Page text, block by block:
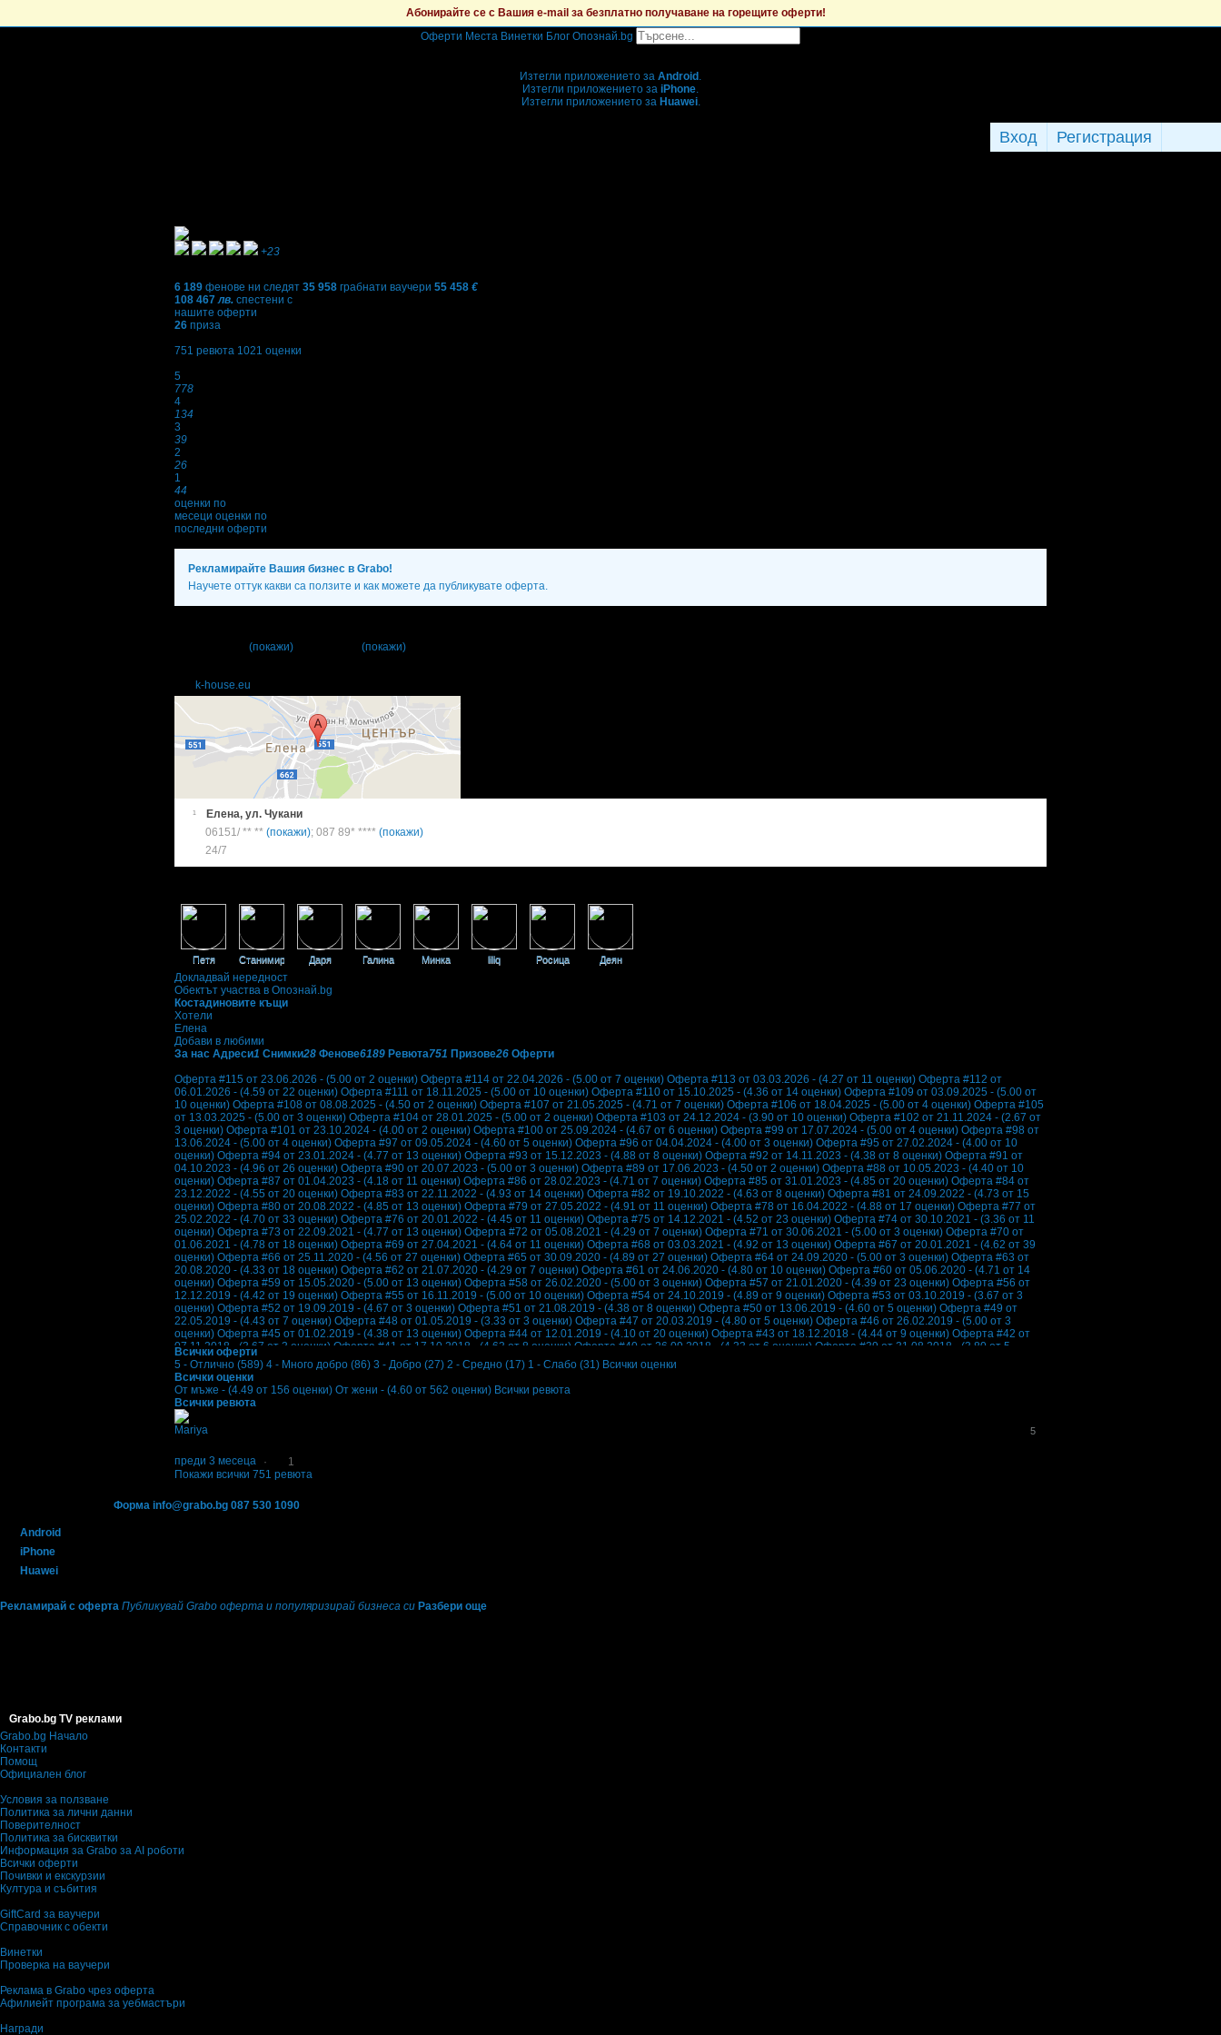
Абонирайте се с Вашия e-mail за безплатно получаване на горещите оферти!
Оферти Места Винетки Блог Опознай.bg
Изтегли приложението за Android .
Изтегли приложението за iPhone.
Изтегли приложението за Huawei.
Регистрация
Вход
+23
6 189 фенове ни следят 35 958 грабнати ваучери 55 458 €
108 467лв. спестени с
нашите оферти
26 приза
751 ревюта 1021 оценки
5
778
4
134
3
39
2
26
1
44
оценки по
месеци оценки по
последни оферти
Рекламирайте Вашия бизнес в Grabo!
Научете оттук какви са ползите и как можете да публикувате оферта.
(покажи)
(покажи)
k-house.eu
1
Елена, ул. Чукани
06151/ ** ** (покажи); 087 89* **** (покажи)
24/7
Петя Станимира Даря Галина Минка liliq Росица Деян
Докладвай нередност
Обектът участва в Опознай.bg
Костадиновите къщи
Хотели
Елена
Добави в любими
За нас Адреси1 Снимки28 Фенове6189 Ревюта751 Призове26 Оферти
Оферта #115 от 23.06.2026 - (5.00 от 2 оценки) Оферта #114 от 22.04.2026 - (5.00 от 7 оценки) Оферта #113 от 03.03.2026 - (4.27 от 11 оценки) Оферта #112 от
06.01.2026 - (4.59 от 22 оценки) Оферта #111 от 18.11.2025 - (5.00 от 10 оценки) Оферта #110 от 15.10.2025 - (4.36 от 14 оценки) Оферта #109 от 03.09.2025 - (5.00 от
10 оценки) Оферта #108 от 08.08.2025 - (4.50 от 2 оценки) Оферта #107 от 21.05.2025 - (4.71 от 7 оценки) Оферта #106 от 18.04.2025 - (5.00 от 4 оценки) Оферта #105
от 13.03.2025 - (5.00 от 3 оценки) Оферта #104 от 28.01.2025 - (5.00 от 2 оценки) Оферта #103 от 24.12.2024 - (3.90 от 10 оценки) Оферта #102 от 21.11.2024 - (2.67 от
3 оценки) Оферта #101 от 23.10.2024 - (4.00 от 2 оценки) Оферта #100 от 25.09.2024 - (4.67 от 6 оценки) Оферта #99 от 17.07.2024 - (5.00 от 4 оценки) Оферта #98 от
13.06.2024 - (5.00 от 4 оценки) Оферта #97 от 09.05.2024 - (4.60 от 5 оценки) Оферта #96 от 04.04.2024 - (4.00 от 3 оценки) Оферта #95 от 27.02.2024 - (4.00 от 10
оценки) Оферта #94 от 23.01.2024 - (4.77 от 13 оценки) Оферта #93 от 15.12.2023 - (4.88 от 8 оценки) Оферта #92 от 14.11.2023 - (4.38 от 8 оценки) Оферта #91 от
04.10.2023 - (4.96 от 26 оценки) Оферта #90 от 20.07.2023 - (5.00 от 3 оценки) Оферта #89 от 17.06.2023 - (4.50 от 2 оценки) Оферта #88 от 10.05.2023 - (4.40 от 10
оценки) Оферта #87 от 01.04.2023 - (4.18 от 11 оценки) Оферта #86 от 28.02.2023 - (4.71 от 7 оценки) Оферта #85 от 31.01.2023 - (4.85 от 20 оценки) Оферта #84 от
23.12.2022 - (4.55 от 20 оценки) Оферта #83 от 22.11.2022 - (4.93 от 14 оценки) Оферта #82 от 19.10.2022 - (4.63 от 8 оценки) Оферта #81 от 24.09.2022 - (4.73 от 15
оценки) Оферта #80 от 20.08.2022 - (4.85 от 13 оценки) Оферта #79 от 27.05.2022 - (4.91 от 11 оценки) Оферта #78 от 16.04.2022 - (4.88 от 17 оценки) Оферта #77 от
25.02.2022 - (4.70 от 33 оценки) Оферта #76 от 20.01.2022 - (4.45 от 11 оценки) Оферта #75 от 14.12.2021 - (4.52 от 23 оценки) Оферта #74 от 30.10.2021 - (3.36 от 11
оценки) Оферта #73 от 22.09.2021 - (4.77 от 13 оценки) Оферта #72 от 05.08.2021 - (4.29 от 7 оценки) Оферта #71 от 30.06.2021 - (5.00 от 3 оценки) Оферта #70 от
01.06.2021 - (4.78 от 18 оценки) Оферта #69 от 27.04.2021 - (4.64 от 11 оценки) Оферта #68 от 03.03.2021 - (4.92 от 13 оценки) Оферта #67 от 20.01.2021 - (4.62 от 39
оценки) Оферта #66 от 25.11.2020 - (4.56 от 27 оценки) Оферта #65 от 30.09.2020 - (4.89 от 27 оценки) Оферта #64 от 24.09.2020 - (5.00 от 3 оценки) Оферта #63 от
20.08.2020 - (4.33 от 18 оценки) Оферта #62 от 21.07.2020 - (4.29 от 7 оценки) Оферта #61 от 24.06.2020 - (4.80 от 10 оценки) Оферта #60 от 05.06.2020 - (4.71 от 14
оценки) Оферта #59 от 15.05.2020 - (5.00 от 13 оценки) Оферта #58 от 26.02.2020 - (5.00 от 3 оценки) Оферта #57 от 21.01.2020 - (4.39 от 23 оценки) Оферта #56 от
12.12.2019 - (4.42 от 19 оценки) Оферта #55 от 16.11.2019 - (5.00 от 10 оценки) Оферта #54 от 24.10.2019 - (4.89 от 9 оценки) Оферта #53 от 03.10.2019 - (3.67 от 3
оценки) Оферта #52 от 19.09.2019 - (4.67 от 3 оценки) Оферта #51 от 21.08.2019 - (4.38 от 8 оценки) Оферта #50 от 13.06.2019 - (4.60 от 5 оценки) Оферта #49 от
22.05.2019 - (4.43 от 7 оценки) Оферта #48 от 01.05.2019 - (3.33 от 3 оценки) Оферта #47 от 20.03.2019 - (4.80 от 5 оценки) Оферта #46 от 26.02.2019 - (5.00 от 3
оценки) Оферта #45 от 01.02.2019 - (4.38 от 13 оценки) Оферта #44 от 12.01.2019 - (4.10 от 20 оценки) Оферта #43 от 18.12.2018 - (4.44 от 9 оценки) Оферта #42 от
07.11.2018 - (3.67 от 3 оценки) Оферта #41 от 17.10.2018 - (4.63 от 8 оценки) Оферта #40 от 26.09.2018 - (4.33 от 6 оценки) Оферта #39 от 31.08.2018 - (3.80 от 5
оценки) Оферта #38 от 20.06.2018 - (4.50 от 2 оценки) Оферта #37 от 31.05.2018 - (4.18 от 11 оценки)
18.04.2018 - (4.78 от 9 оценки) Оферта #34 от 17.03.2018 - (4.40 от 5 оценки) Оферта #33 от 23.02.2018 - (4.17 от 6 оценки)
оценки) Оферта #31 от 29.12.2017 - (4.50 от 18 оценки) Оферта #30 от 21.11.2017 - (4.83 от 6 оценки)
27.09.2017 - (4.67 от 3 оценки) Оферта #27 от 16.08.2017 - (5.00 от 4 оценки)
оценки) Оферта #24 от 05.05.2017 - (4.86 от 7 оценки)
21.02.2017 - (4.67 от 9 оценки)
оценки)
оценка) Оферта #10 от 22.04.2015 - (3.33 от 3 оценки)
17.09.2014 - (3.50 от 2 оценки)
Всички оферти
5 - Отлично (589) 4 - Много добро (86) 3 - Добро (27) 2 - Средно (17) 1 - Слабо (31) Всички оценки
Всички оценки
От мъже - (4.49 от 156 оценки) От жени - (4.60 от 562 оценки) Всички ревюта
Всички ревюта
Mariya 5
преди 3 месеца
·
1
Покажи всички 751 ревюта
Форма info@grabo.bg 087 530 1090
Android
iPhone
Huawei
Рекламирай с оферта Публикувай Grabo оферта и популяризирай бизнеса си Разбери още
Grabo.bg TV реклами
Grabo.bg Начало
Контакти
Помощ
Официален блог
Условия за ползване
Политика за лични данни
Поверителност
Политика за бисквитки
Информация за Grabo за AI роботи
Всички оферти
Почивки и екскурзии
Култура и събития
GiftCard за ваучери
Справочник с обекти
Винетки
Проверка на ваучери
Реклама в Grabo чрез оферта
Афилиейт програма за уебмастъри
Награди